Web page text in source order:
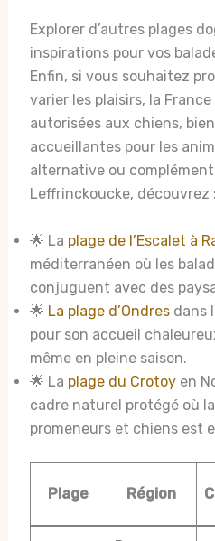
Explorer d’autres plages
inspirations pour vos
Enfin, si vous souhaitez
varier les plaisirs, la
autorisées aux chiens,
accueillantes pour les
alternative ou
Leffrinckoucke, découvrez :
🌟 La plage de l’Escalet à
méditerranéen où les
conjuguent avec des
🌟 La plage d’Ondresdans
pour son accueil
même en pleine saison.
🌟 La plage du Crotoyen
cadre naturel protégé où
promeneurs et chiens est
Plage Région